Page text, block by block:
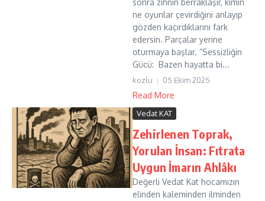
sonra zihnin berraklaşır, kimin
ne oyunlar çevirdiğini anlayıp
gözden kaçırdıklarını fark
edersin. Parçalar yerine
oturmaya başlar. ”Sessizliğin
Gücü: Bazen hayatta bi...
kozlu 05 Ekim 2025
Read More
Vedat KAT
Zehirlenen Toprak,
Yorulan İnsan: Fıtrata
Uygun İmarın Ahlâkı
Değerli Vedat Kat hocamızın
elinden kaleminden ilminden